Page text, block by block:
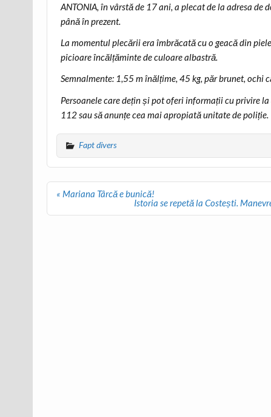
ANTONIA, în vârstă de 17 ani, a plecat de la adresa
până în prezent.
La momentul plecării era îmbrăcată cu o geacă din
picioare încălțăminte de culoare albastră.
Semnalmente: 1,55 m înălțime, 45 kg, păr brunet, ochi
Persoanele care dețin și pot oferi informații cu privire
112 sau să anunțe cea mai apropiată unitate de poliție.
Fapt divers
Post
« Mariana Târcă e bunică!
Istoria se repetă la Costești.